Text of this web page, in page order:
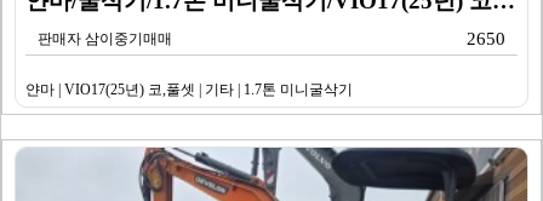
판매자 삼이중기매매 2650
얀마 | VIO17(25년) 코,풀셋 | 기타 | 1.7톤 미니굴삭기